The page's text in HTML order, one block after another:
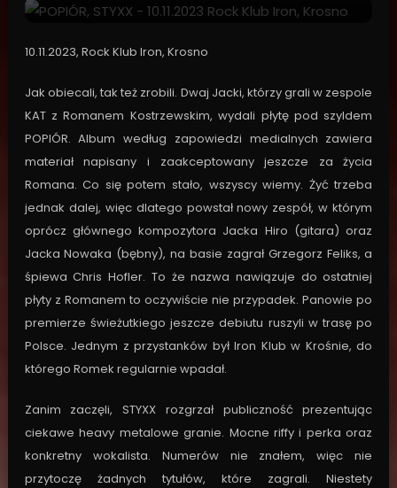
10.11.2023, Rock Klub Iron, Krosno
Jak obiecali, tak też zrobili. Dwaj Jacki, którzy grali w zespole
KAT z Romanem Kostrzewskim, wydali płytę pod szyldem
POPIÓR. Album według zapowiedzi medialnych zawiera
materiał napisany i zaakceptowany jeszcze za życia
Romana. Co się potem stało, wszyscy wiemy. Żyć trzeba
jednak dalej, więc dlatego powstał nowy zespół, w którym
oprócz głównego kompozytora Jacka Hiro (gitara) oraz
Jacka Nowaka (bębny), na basie zagrał Grzegorz Feliks, a
śpiewa Chris Hofler. To że nazwa nawiązuje do ostatniej
płyty z Romanem to oczywiście nie przypadek. Panowie po
premierze świeżutkiego jeszcze debiutu ruszyli w trasę po
Polsce. Jednym z przystanków był Iron Klub w Krośnie, do
którego Romek regularnie wpadał.
Zanim zaczęli, STYXX rozgrzał publiczność prezentując
ciekawe heavy metalowe granie. Mocne riffy i perka oraz
konkretny wokalista. Numerów nie znałem, więc nie
przytoczę żadnych tytułów, które zagrali. Niestety